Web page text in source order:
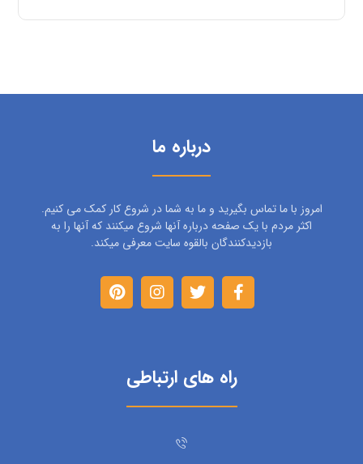
درباره ما
امروز با ما تماس بگیرید و ما به شما در شروع کار کمک می کنیم.
اکثر مردم با یک صفحه درباره آنها شروع میکنند که آنها را به
بازدیدکنندگان بالقوه سایت معرفی میکند.
راه های ارتباطی